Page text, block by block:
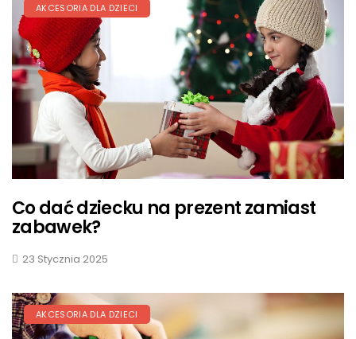
AKCESORIA DLA DZIECI
Co dać dziecku na prezent zamiast
zabawek?
23 Stycznia 2025
AKCESORIA DLA DZIECI